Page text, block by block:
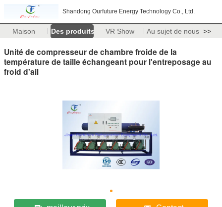
Shandong Ourfuture Energy Technology Co., Ltd.
Maison Des produits VR Show Au sujet de nous >>
Unité de compresseur de chambre froide de la
température de taille échangeant pour l'entreposage au
froid d'ail